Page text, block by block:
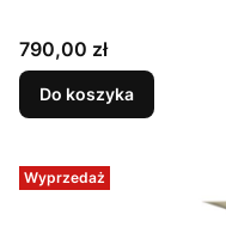
Cena
790,00 zł
Do koszyka
Wyprzedaż